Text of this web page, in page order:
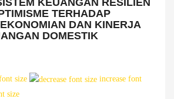
KEUANGAN RESILIEN
TERHADAP
DAN KINERJA
DOMESTIK
size
increase font